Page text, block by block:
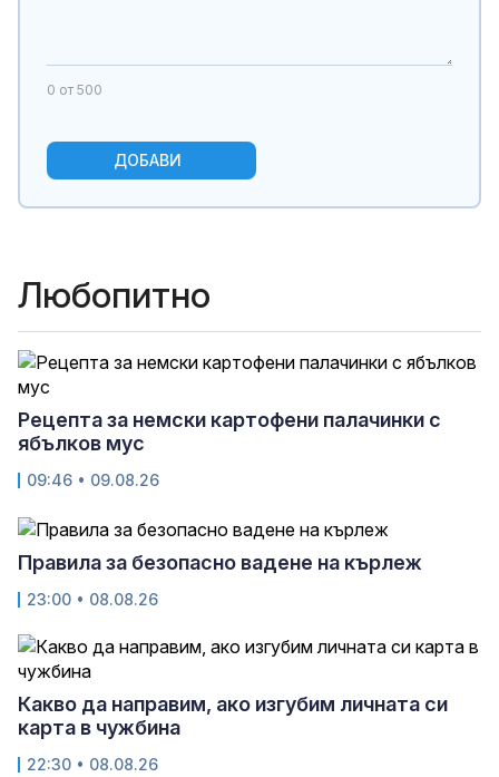
0 от 500
ДОБАВИ
Любопитно
Рецепта за немски картофени палачинки с
ябълков мус
09:46 • 09.08.26
Правила за безопасно вадене на кърлеж
23:00 • 08.08.26
Какво да направим, ако изгубим личната си
карта в чужбина
22:30 • 08.08.26